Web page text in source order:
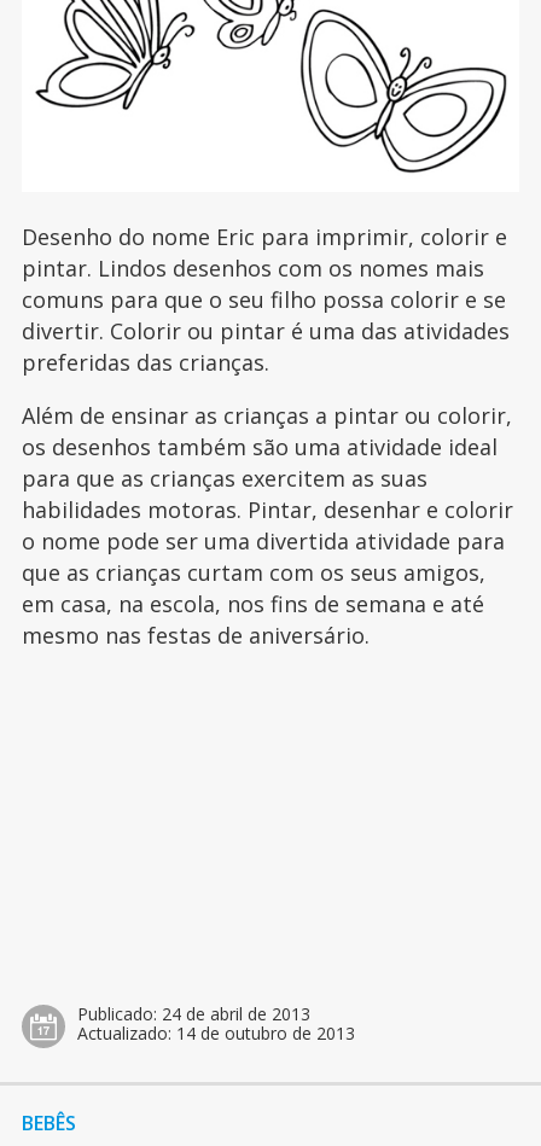
Desenho do nome Eric para imprimir, colorir e
pintar. Lindos desenhos com os nomes mais
comuns para que o seu filho possa colorir e se
divertir. Colorir ou pintar é uma das atividades
preferidas das crianças.
Além de ensinar as crianças a pintar ou colorir,
os desenhos também são uma atividade ideal
para que as crianças exercitem as suas
habilidades motoras. Pintar, desenhar e colorir
o nome pode ser uma divertida atividade para
que as crianças curtam com os seus amigos,
em casa, na escola, nos fins de semana e até
mesmo nas festas de aniversário.
Publicado: 24 de abril de 2013
Actualizado: 14 de outubro de 2013
BEBÊS